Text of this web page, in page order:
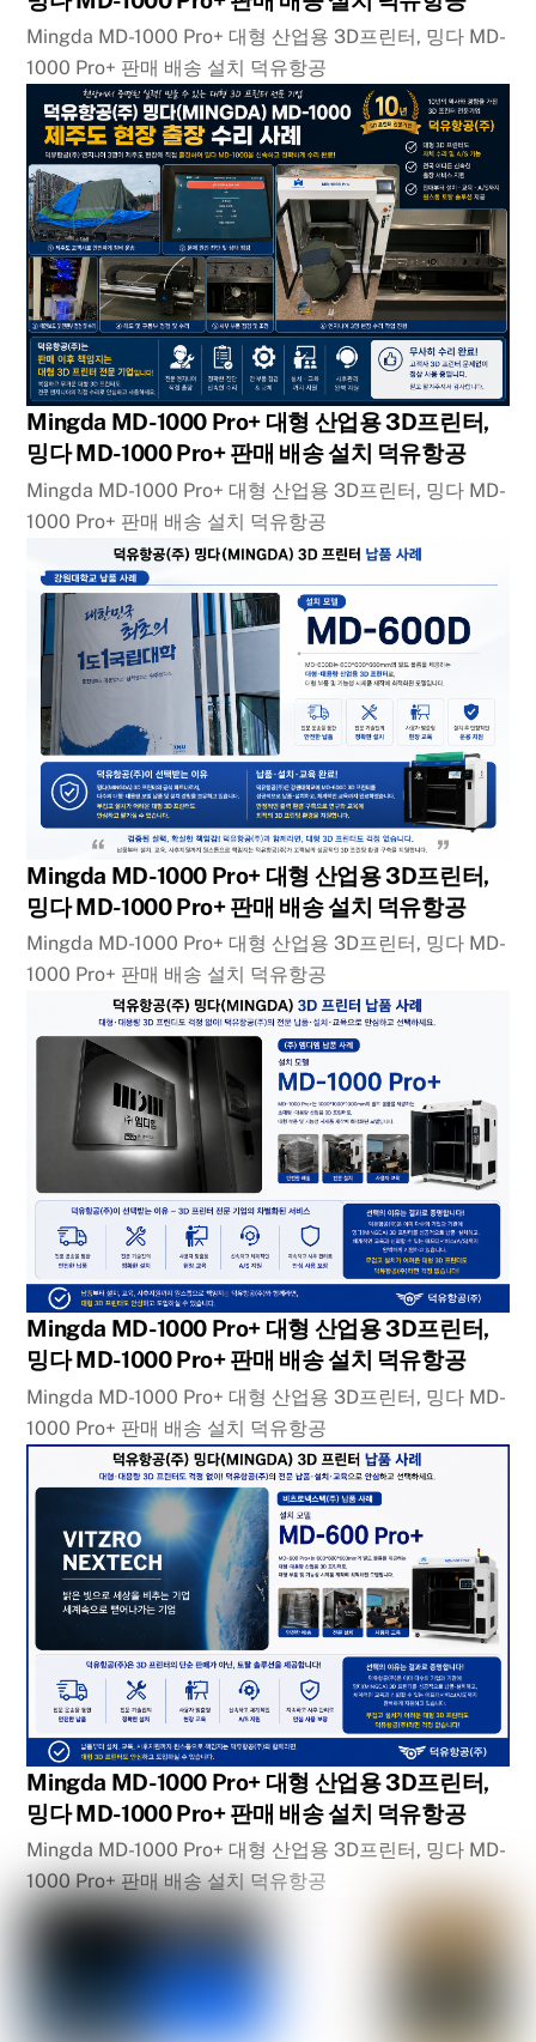
Mingda MD-1000 Pro+ 대형 산업용 3D프린터, 밍다 MD-
1000 Pro+ 판매 배송 설치 덕유항공
Mingda MD-1000 Pro+ 대형 산업용 3D프린터,
밍다 MD-1000 Pro+ 판매 배송 설치 덕유항공
Mingda MD-1000 Pro+ 대형 산업용 3D프린터, 밍다 MD-
1000 Pro+ 판매 배송 설치 덕유항공
Mingda MD-1000 Pro+ 대형 산업용 3D프린터,
밍다 MD-1000 Pro+ 판매 배송 설치 덕유항공
Mingda MD-1000 Pro+ 대형 산업용 3D프린터, 밍다 MD-
1000 Pro+ 판매 배송 설치 덕유항공
Mingda MD-1000 Pro+ 대형 산업용 3D프린터,
밍다 MD-1000 Pro+ 판매 배송 설치 덕유항공
Mingda MD-1000 Pro+ 대형 산업용 3D프린터, 밍다 MD-
1000 Pro+ 판매 배송 설치 덕유항공
Mingda MD-1000 Pro+ 대형 산업용 3D프린터,
밍다 MD-1000 Pro+ 판매 배송 설치 덕유항공
Mingda MD-1000 Pro+ 대형 산업용 3D프린터, 밍다 MD-
1000 Pro+ 판매 배송 설치 덕유항공